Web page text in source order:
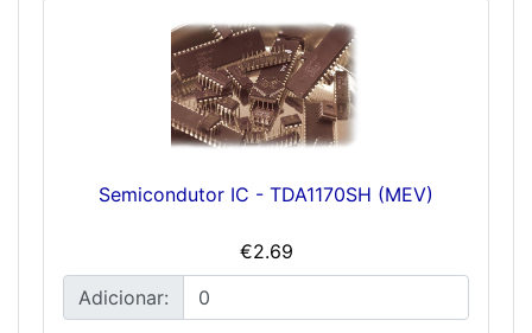
Semicondutor IC - TDA1170SH (MEV)
€2.69
Adicionar: